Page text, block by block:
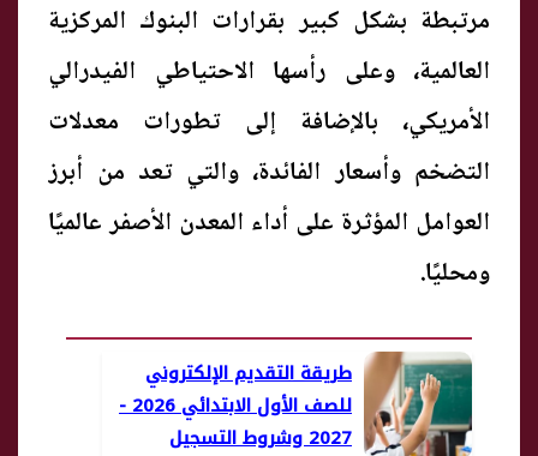
مرتبطة بشكل كبير بقرارات البنوك المركزية
العالمية، وعلى رأسها الاحتياطي الفيدرالي
الأمريكي، بالإضافة إلى تطورات معدلات
التضخم وأسعار الفائدة، والتي تعد من أبرز
العوامل المؤثرة على أداء المعدن الأصفر عالميًا
ومحليًا.
طريقة التقديم الإلكتروني
للصف الأول الابتدائي 2026 -
2027 وشروط التسجيل